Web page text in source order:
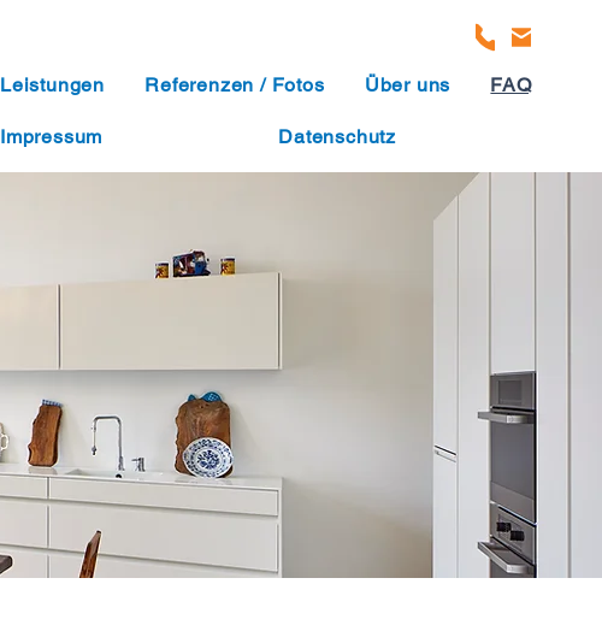
Leistungen Referenzen / Fotos Über uns FAQ
Impressum Datenschutz